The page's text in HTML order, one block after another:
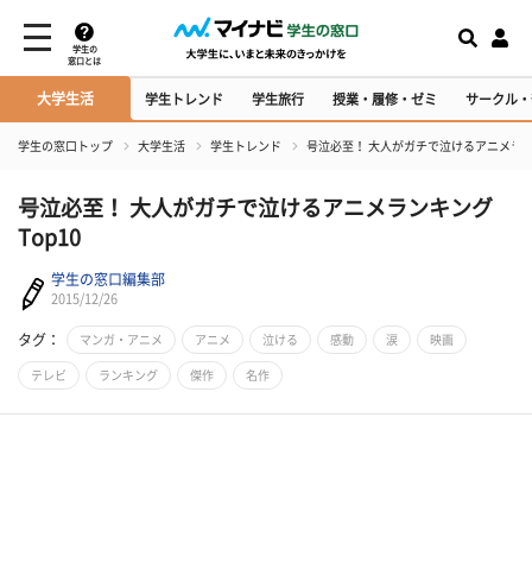
学生の
窓口とは
大学生活 学生トレンド 学生旅行 授業・履修・ゼミ サークル
学生の窓口トップ 大学生活 学生トレンド 号泣必至！ 大人がガチで泣けるアニメラ
号泣必至！ 大人がガチで泣けるアニメランキング
Top10
学生の窓口編集部
2015/12/26
タグ： マンガ・アニメ アニメ 泣ける 感動 涙 映画
テレビ ランキング 傑作 名作